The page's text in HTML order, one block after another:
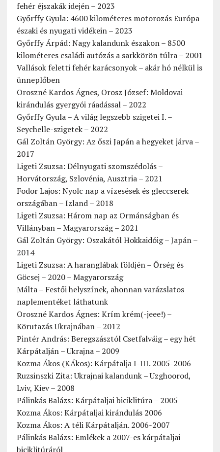
fehér éjszakák idején – 2023
Győrffy Gyula: 4600 kilométeres motorozás Európa
északi és nyugati vidékein – 2023
Győrffy Árpád: Nagy kalandunk északon – 8500
kilométeres családi autózás a sarkkörön túlra – 2001
Vallások feletti fehér karácsonyok – akár hó nélkül is
ünneplőben
Oroszné Kardos Ágnes, Orosz József: Moldovai
kirándulás gyergyói ráadással – 2022
Győrffy Gyula – A világ legszebb szigetei I. –
Seychelle-szigetek – 2022
Gál Zoltán György: Az őszi Japán a hegyeket járva –
2017
Ligeti Zsuzsa: Délnyugati szomszédolás –
Horvátország, Szlovénia, Ausztria – 2021
Fodor Lajos: Nyolc nap a vízesések és gleccserek
országában – Izland – 2018
Ligeti Zsuzsa: Három nap az Ormánságban és
Villányban – Magyarország – 2021
Gál Zoltán György: Oszakától Hokkaidóig – Japán –
2014
Ligeti Zsuzsa: A haranglábak földjén – Őrség és
Göcsej – 2020 – Magyarország
Málta – Festői helyszínek, ahonnan varázslatos
naplementéket láthatunk
Oroszné Kardos Ágnes: Krím krém(-jeee!) –
Körutazás Ukrajnában – 2012
Pintér András: Beregszásztól Csetfalváig – egy hét
Kárpátalján – Ukrajna – 2009
Kozma Ákos (KÁkos): Kárpátalja I-III. 2005-2006
Ruzsinszki Zita: Ukrajnai kalandunk – Uzghoorod,
Lviv, Kiev – 2008
Pálinkás Balázs: Kárpátaljai biciklitúra – 2005
Kozma Ákos: Kárpátaljai kirándulás 2006
Kozma Ákos: A téli Kárpátalján. 2006-2007
Pálinkás Balázs: Emlékek a 2007-es kárpátaljai
biciklitúráról